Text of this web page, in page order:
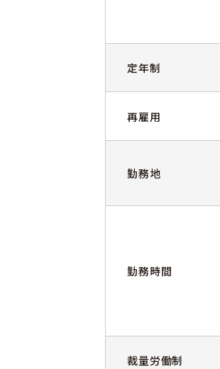
定年制
再雇用
勤務地
勤務時間
裁量労働制